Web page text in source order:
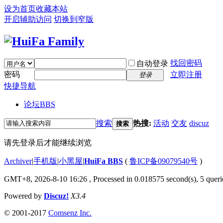
设为首页收藏本站
开启辅助访问 切换到窄版
自动登录 找回密码
密码
登录
立即注册
快捷导航
论坛BBS
搜索 搜索 热搜: 活动 交友 discuz
请先登录后才能继续浏览
Archiver|手机版|小黑屋|HuiFa BBS ( 鲁ICP备09079540号 )
GMT+8, 2026-8-10 16:26 , Processed in 0.018575 second(s), 5
Powered by Discuz! X3.4
© 2001-2017 Comsenz Inc.